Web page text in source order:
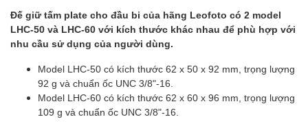
Đế giữ tấm plate cho đầu bi của hãng Leofoto có 2 model
LHC-50 và LHC-60 với kích thước khác nhau để phù hợp với
nhu cầu sử dụng của người dùng.
Model LHC-50 có kích thước 62 x 50 x 92 mm, trọng lượng
92 g và chuẩn ốc UNC 3/8"-16.
Model LHC-60 có kích thước 62 x 60 x 96 mm, trọng lượng
109 g và chuẩn ốc UNC 3/8"-16.